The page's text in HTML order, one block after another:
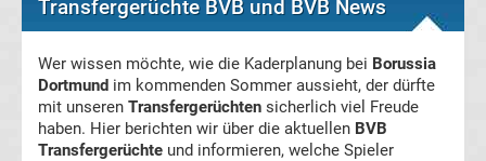
Greuther
Fürth
Transfergerüchte
Transfergerüchte BVB und BVB News
Wer wissen möchte, wie die Kaderplanung bei Borussia
Dortmund im kommenden Sommer aussieht, der dürfte
mit unseren Transfergerüchten sicherlich viel Freude
haben. Hier berichten wir über die aktuellen BVB
Transfergerüchte und informieren, welche Spieler